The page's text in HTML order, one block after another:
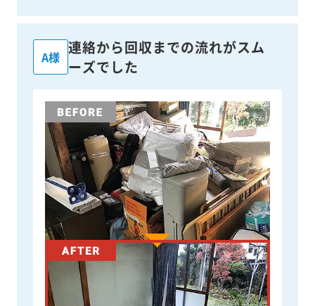
A様
連絡から回収までの流れがスム
ーズでした